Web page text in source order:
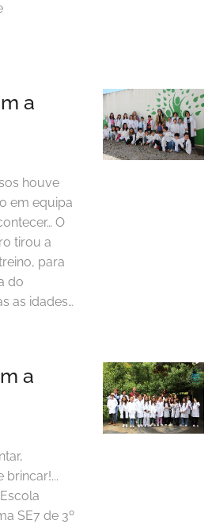
a
houve
em equipa
O
tirou a
para
do
as idades…
a
brincar!...
SE7 de 3º